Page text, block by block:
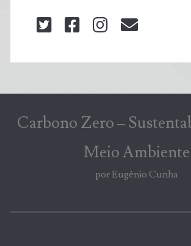
twitterfacebookinstagram
Carbono Zero –
Meio Ambiente
por Eugênio Cunha